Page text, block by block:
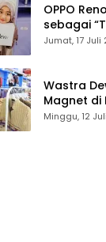
OPPO
sebagai
Bikin
Jumat, 17 Juli
Wastra
Magnet di
Minggu, 12